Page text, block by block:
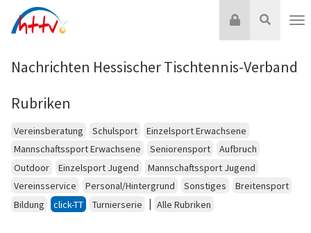
Inhalt
Suche
Login
Nachrichten Hessischer Tischtennis-Verband
Rubriken
Vereinsberatung Schulsport
Einzelsport Erwachsene
Mannschaftssport Erwachsene
Seniorensport
Aufbruch
Outdoor
Einzelsport Jugend
Mannschaftssport Jugend
Vereinsservice
Personal/Hintergrund Sonstiges
Breitensport
Bildung
click-TT Turnierserie | Alle Rubriken